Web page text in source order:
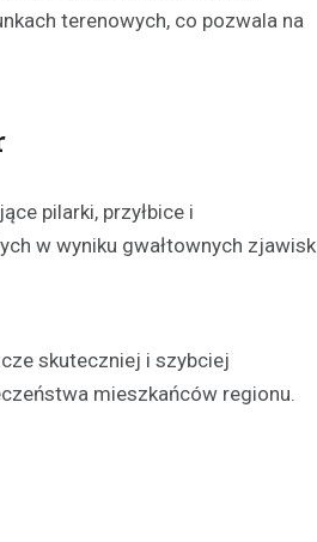
terenowych, co pozwala na
pilarki, przyłbice i
w wyniku gwałtownych zjawisk
skuteczniej i szybciej
mieszkańców regionu.